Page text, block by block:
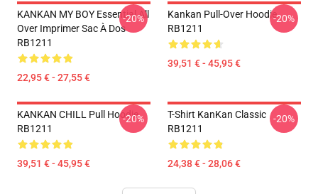
KANKAN MY BOY Essential All
Over Imprimer Sac À Dos
RB1211
22,95 € - 27,55 €
-20%
Kankan Pull-Over Hoodie
RB1211
39,51 € - 45,95 €
-20%
KANKAN CHILL Pull Hoodie
RB1211
39,51 € - 45,95 €
-20%
T-Shirt KanKan Classic
RB1211
24,38 € - 28,06 €
-20%